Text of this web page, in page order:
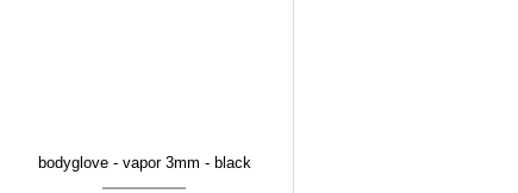
bodyglove - vapor 3mm - black